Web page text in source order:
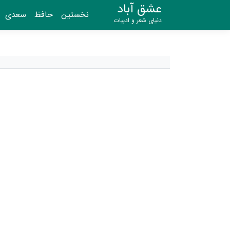
عشق آباد
دنیای شعر و ادبیات نخستین حافظ سعدی